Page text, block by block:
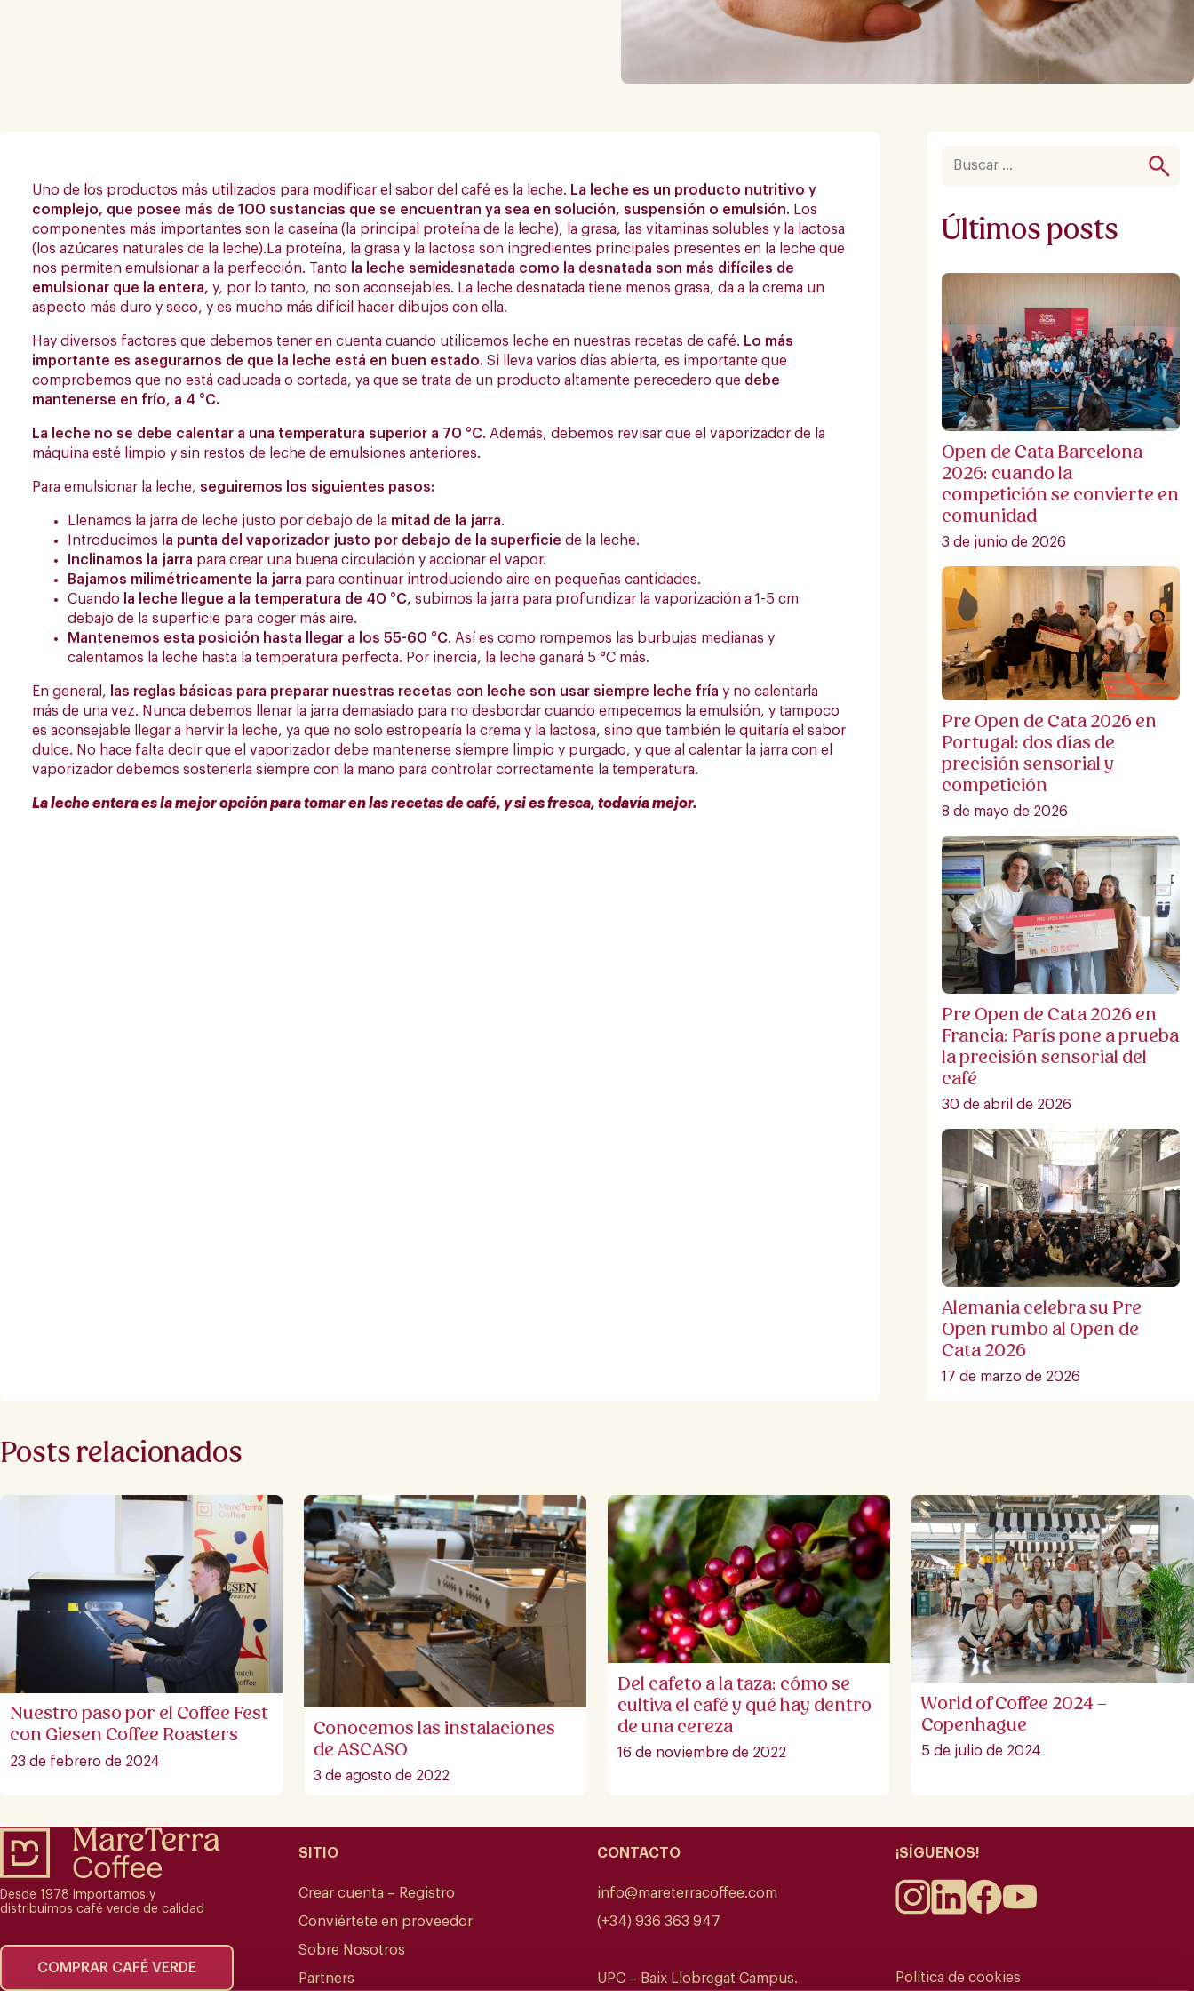
Uno de los productos más utilizados para modificar el sabor del café es la leche. La leche es un producto nutritivo y
complejo, que posee más de 100 sustancias que se encuentran ya sea en solución, suspensión o emulsión. Los
componentes más importantes son la caseína (la principal proteína de la leche), la grasa, las vitaminas solubles y la lactosa
(los azúcares naturales de la leche).La proteína, la grasa y la lactosa son ingredientes principales presentes en la leche que
nos permiten emulsionar a la perfección. Tanto
la leche semidesnatada como la desnatada son más difíciles de
emulsionar que la entera, y, por lo tanto, no son aconsejables. La leche desnatada tiene menos grasa, da a la crema un
aspecto más duro y seco, y es mucho más difícil hacer dibujos con ella.
Hay diversos factores que debemos tener en cuenta cuando utilicemos leche en nuestras recetas de café. Lo más
importante es asegurarnos de que la leche está en buen estado. Si lleva varios días abierta, es importante que
comprobemos que no está caducada o cortada, ya que se trata de un producto altamente perecedero que debe
mantenerse en frío, a 4 °C.
La leche no se debe calentar a una temperatura superior a 70 °C. Además, debemos revisar que el vaporizador de la
máquina esté limpio y sin restos de leche de emulsiones anteriores.
Para emulsionar la leche, seguiremos los siguientes pasos:
Llenamos la jarra de leche justo por debajo de la mitad de la jarra.
Introducimos la punta del vaporizador justo por debajo de la superficie de la leche.
Inclinamos la jarra para crear una buena circulación y accionar el vapor.
Bajamos milimétricamente la jarra para continuar introduciendo aire en pequeñas cantidades.
Cuando la leche llegue a la temperatura de 40 °C, subimos la jarra para profundizar la vaporización a 1-5 cm
debajo de la superficie para coger más aire.
Mantenemos esta posición hasta llegar a los 55-60 °C. Así es como rompemos las burbujas medianas y
calentamos la leche hasta la temperatura perfecta. Por inercia, la leche ganará 5 °C más.
En general, las reglas básicas para preparar nuestras recetas con leche son usar siempre leche fría y no calentarla
más de una vez. Nunca debemos llenar la jarra demasiado para no desbordar cuando empecemos la emulsión, y tampoco
es aconsejable llegar a hervir la leche, ya que no solo estropearía la crema y la lactosa, sino que también le quitaría el sabor
dulce. No hace falta decir que el vaporizador debe mantenerse siempre limpio y purgado, y que al calentar la jarra con el
vaporizador debemos sostenerla siempre con la mano para controlar correctamente la temperatura.
La leche entera es la mejor opción para tomar en las recetas de café, y si es fresca, todavía mejor.
Últimos posts
Open de Cata Barcelona
2026: cuando la
competición se convierte en
comunidad
3 de junio de 2026
Pre Open de Cata 2026 en
Portugal: dos días de
precisión sensorial y
competición
8 de mayo de 2026
Pre Open de Cata 2026 en
Francia: París pone a prueba
la precisión sensorial del
café
30 de abril de 2026
Alemania celebra su Pre
Open rumbo al Open de
Cata 2026
17 de marzo de 2026
Posts relacionados
Nuestro paso por el Coffee Fest
con Giesen Coffee Roasters
23 de febrero de 2024
Conocemos las instalaciones
de ASCASO
3 de agosto de 2022
Del cafeto a la taza: cómo se
cultiva el café y qué hay dentro
de una cereza
16 de noviembre de 2022
World of Coffee 2024 –
Copenhague
5 de julio de 2024
Desde 1978 importamos y
distribuimos café verde de calidad
COMPRAR CAFÉ VERDE
SITIO
Crear cuenta – Registro
Conviértete en proveedor
Sobre Nosotros
Partners
CONTACTO
info@mareterracoffee.com
(+34) 936 363 947
UPC – Baix Llobregat Campus.
¡SÍGUENOS!
Política de cookies